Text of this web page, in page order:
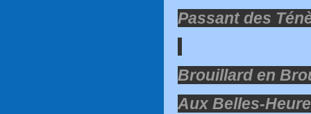
Passant des
Brouillard en
Aux Belles-